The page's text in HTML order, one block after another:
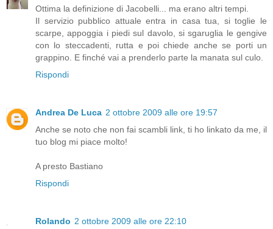
Ottima la definizione di Jacobelli... ma erano altri tempi.
Il servizio pubblico attuale entra in casa tua, si toglie le
scarpe, appoggia i piedi sul davolo, si sgaruglia le gengive
con lo steccadenti, rutta e poi chiede anche se porti un
grappino. E finché vai a prenderlo parte la manata sul culo.
Rispondi
Andrea De Luca 2 ottobre 2009 alle ore 19:57
Anche se noto che non fai scambli link, ti ho linkato da me, il
tuo blog mi piace molto!
A presto Bastiano
Rispondi
Rolando 2 ottobre 2009 alle ore 22:10